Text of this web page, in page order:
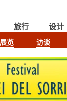
展览 访谈
旅行 设计